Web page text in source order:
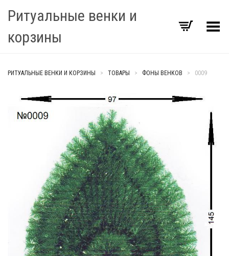
Ритуальные венки и
корзины
Переключить Меню
РИТУАЛЬНЫЕ ВЕНКИ И КОРЗИНЫ > ТОВАРЫ > ФОНЫ ВЕНКОВ > 0009